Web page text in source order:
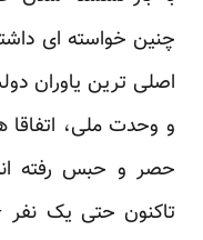
چنین خواسته ای
اصلی ترین یاوران
و وحدت ملی، اتفاقا
حصر و حبس رفته
تاکنون حتی یک